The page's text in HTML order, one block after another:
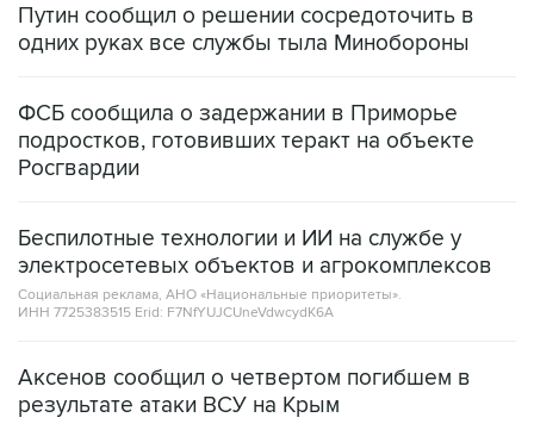
Путин сообщил о решении сосредоточить в
одних руках все службы тыла Минобороны
ФСБ сообщила о задержании в Приморье
подростков, готовивших теракт на объекте
Росгвардии
Беспилотные технологии и ИИ на службе у
электросетевых объектов и агрокомплексов
Социальная реклама, АНО «Национальные приоритеты».
ИНН 7725383515 Erid: F7NfYUJCUneVdwcydK6A
Аксенов сообщил о четвертом погибшем в
результате атаки ВСУ на Крым